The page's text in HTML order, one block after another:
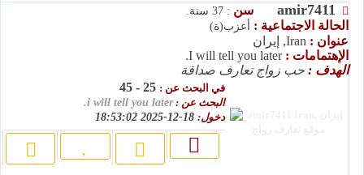
amir7411 سن : 37 سنة.
الحالة الاجتماعية : أعزب(ة)
عنوان : Iran, إيران
الإهتمامات :I will tell you later.
الهدف : حب زواج تعارف صداقة
في البحث عن :
البحث عن :i will tell you later.
دخول: